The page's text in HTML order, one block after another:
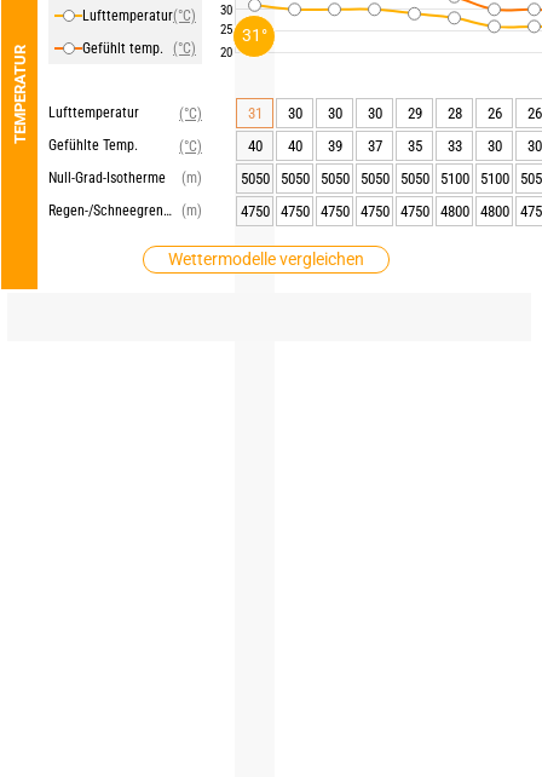
TEMPERATUR
Lufttemperatur(°C)
Gefühlt temp.
(°C)
Lufttemperatur
(°C)
Gefühlte Temp.
(°C)
Null-Grad-Isotherme
(m)
Regen-/Schneegrenze (m)
Wettermodelle vergleichen
30
25
20
31 30 30 30 29 28 26
26
40
40 39 37 35 33 30
30
5050
5050 5050 5050 5050 5100 5100
4750
4750 4750 4750 4750 4800 4800
31°